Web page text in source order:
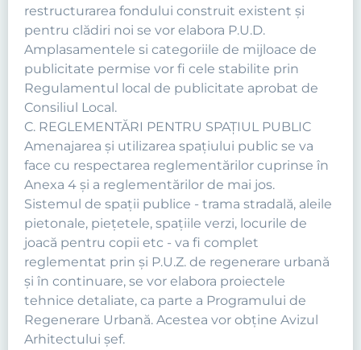
restructurarea fondului construit existent şi
pentru clădiri noi se vor elabora P.U.D.
Amplasamentele si categoriile de mijloace de
publicitate permise vor fi cele stabilite prin
Regulamentul local de publicitate aprobat de
Consiliul Local.
C. REGLEMENTĂRI PENTRU SPAȚIUL PUBLIC
Amenajarea şi utilizarea spaţiului public se va
face cu respectarea reglementărilor cuprinse în
Anexa 4 şi a reglementărilor de mai jos.
Sistemul de spaţii publice - trama stradală, aleile
pietonale, pieţetele, spaţiile verzi, locurile de
joacă pentru copii etc - va fi complet
reglementat prin şi P.U.Z. de regenerare urbană
şi în continuare, se vor elabora proiectele
tehnice detaliate, ca parte a Programului de
Regenerare Urbană. Acestea vor obține Avizul
Arhitectului șef.